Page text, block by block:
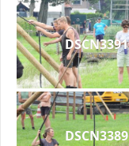
DSCN3391
DSCN3389